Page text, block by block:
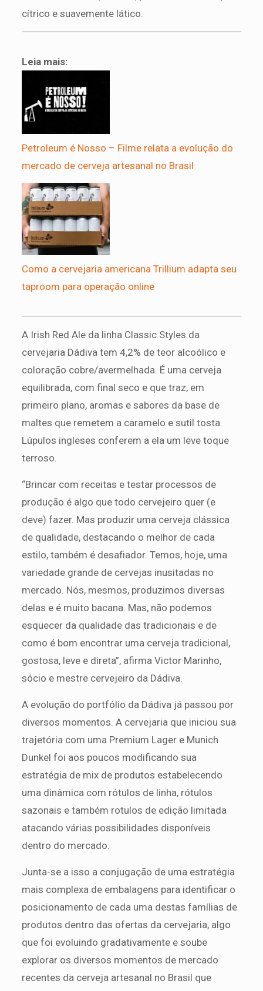
cítrico e suavemente lático.
Leia mais:
Petroleum é Nosso – Filme relata a evolução do
mercado de cerveja artesanal no Brasil
Como a cervejaria americana Trillium adapta seu
taproom para operação online
A Irish Red Ale da linha Classic Styles da
cervejaria Dádiva tem 4,2% de teor alcoólico e
coloração cobre/avermelhada. É uma cerveja
equilibrada, com final seco e que traz, em
primeiro plano, aromas e sabores da base de
maltes que remetem a caramelo e sutil tosta.
Lúpulos ingleses conferem a ela um leve toque
terroso.
“Brincar com receitas e testar processos de
produção é algo que todo cervejeiro quer (e
deve) fazer. Mas produzir uma cerveja clássica
de qualidade, destacando o melhor de cada
estilo, também é desafiador. Temos, hoje, uma
variedade grande de cervejas inusitadas no
mercado. Nós, mesmos, produzimos diversas
delas e é muito bacana. Mas, não podemos
esquecer da qualidade das tradicionais e de
como é bom encontrar uma cerveja tradicional,
gostosa, leve e direta”, afirma Victor Marinho,
sócio e mestre cervejeiro da Dádiva.
A evolução do portfólio da Dádiva já passou por
diversos momentos. A cervejaria que iniciou sua
trajetória com uma Premium Lager e Munich
Dunkel foi aos poucos modificando sua
estratégia de mix de produtos estabelecendo
uma dinâmica com rótulos de linha, rótulos
sazonais e também rotulos de edição limitada
atacando várias possibilidades disponíveis
dentro do mercado.
Junta-se a isso a conjugação de uma estratégia
mais complexa de embalagens para identificar o
posicionamento de cada uma destas famílias de
produtos dentro das ofertas da cervejaria, algo
que foi evoluindo gradativamente e soube
explorar os diversos momentos de mercado
recentes da cerveja artesanal no Brasil que